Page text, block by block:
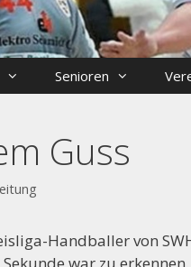
Senioren
Guss
Handballer von